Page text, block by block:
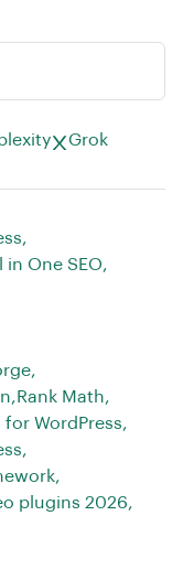
Grok
,
in One SEO,
,
,Rank Math,
WordPress,
,
,
plugins 2026,